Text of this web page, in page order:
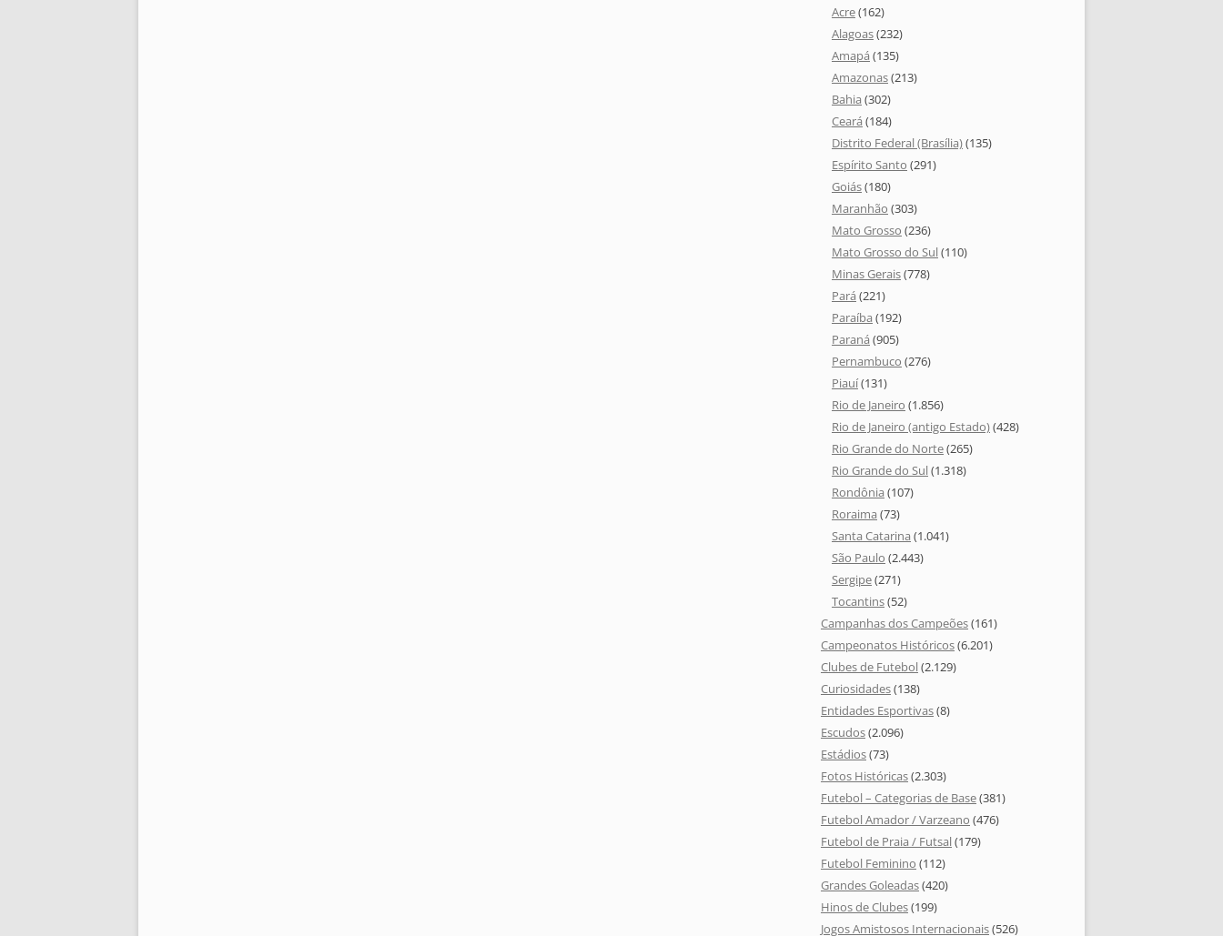
Acre(162)
Alagoas(232)
Amapá (135)
Amazonas(213)
Bahia (302)
Ceará (184)
Distrito Federal (Brasília)(135)
Espírito Santo (291)
Goiás(180)
Maranhão (303)
Mato Grosso (236)
Mato Grosso do Sul(110)
Minas Gerais(778)
Pará (221)
Paraíba (192)
Paraná (905)
Pernambuco (276)
Piauí(131)
Rio de Janeiro (1.856)
Rio de Janeiro (antigo Estado)(428)
Rio Grande do Norte(265)
Rio Grande do Sul(1.318)
Rondônia (107)
Roraima (73)
Santa Catarina (1.041)
São Paulo (2.443)
Sergipe(271)
Tocantins(52)
Campanhas dos Campeões(161)
Campeonatos Históricos(6.201)
Clubes de Futebol(2.129)
Curiosidades(138)
Entidades Esportivas(8)
Escudos(2.096)
Estádios(73)
Fotos Históricas(2.303)
Futebol – Categorias de Base(381)
Futebol Amador / Varzeano (476)
Futebol de Praia / Futsal(179)
Futebol Feminino (112)
Grandes Goleadas(420)
Hinos de Clubes(199)
Jogos Amistosos Internacionais(526)